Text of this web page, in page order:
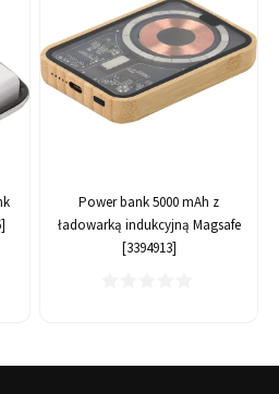
Power bank 5000 mAh z
ładowarką indukcyjną Magsafe
[3394913]